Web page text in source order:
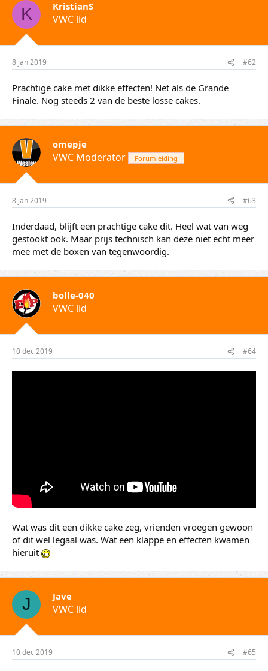
K KristianS
VWC lid
8 jan 2019 #62
Prachtige cake met dikke effecten! Net als de Grande
Finale. Nog steeds 2 van de beste losse cakes.
omepje
VWC Moderator Forumleiding
8 jan 2019 #63
Inderdaad, blijft een prachtige cake dit. Heel wat van weg
gestookt ook. Maar prijs technisch kan deze niet echt meer
mee met de boxen van tegenwoordig.
bolle-040
VWC lid
10 dec 2019 #64
Wat was dit een dikke cake zeg, vrienden vroegen gewoon
of dit wel legaal was. Wat een klappe en effecten kwamen
hieruit
J Jave
VWC lid
10 dec 2019 #65